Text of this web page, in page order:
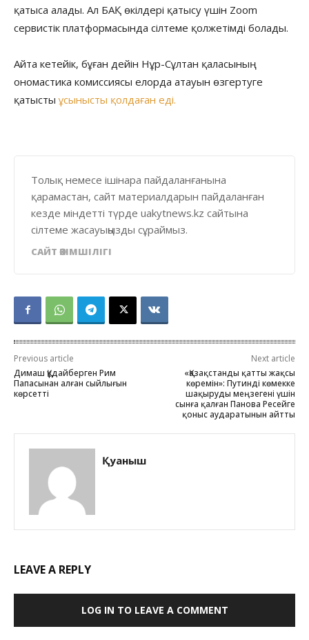
қатыса алады. Ал БАҚ өкілдері қатысу үшін Zoom
сервистік платформасында сілтеме қолжетімді болады.
Айта кетейік, бұған дейін Нұр-Сұлтан қаласының
ономастика комиссиясы елорда атауын өзгертуге
қатыстыұсынысты қолдаған еді.
Толық немесе ішінара пайдаланғанына
қарамастан, сайт материалдарын пайдаланған
кезде міндетті түрде uakytnews.kz сайтына
сілтеме жасауыңызды сұраймыз.
САЙТ ӘКІМШІЛІГІ
Previous article
Димаш Құдайберген Рим
Папасынан алған сыйлығын
көрсетті
Next article
«Қазақстанды қатты жақсы
көремін»: Путинді көмекке
шақыруды меңзегені үшін
сынға қалған Панова Ресейге
қоныс аударатынын айтты
Қуаныш
LEAVE A REPLY
LOG IN TO LEAVE A COMMENT